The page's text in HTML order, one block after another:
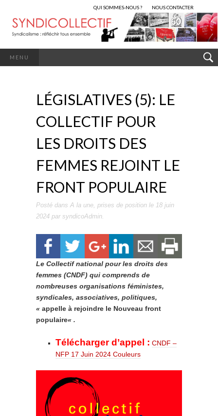
QUI SOMMES-NOUS ? NOUS CONTACTER
MENU
LÉGISLATIVES (5): LE
COLLECTIF POUR
LES DROITS DES
FEMMES REJOINT LE
FRONT POPULAIRE
Posté dans A la une, prises de position le 18 juin
2024 par syndicoAdmin.
Le Collectif national pour les droits des
femmes (CNDF) qui comprends de
nombreuses organisations féministes,
syndicales, associatives, politiques,
« appelle à rejoindre le Nouveau front
populaire« .
Télécharger d’appel : CNDF –
NFP 17 Juin 2024 Couleurs